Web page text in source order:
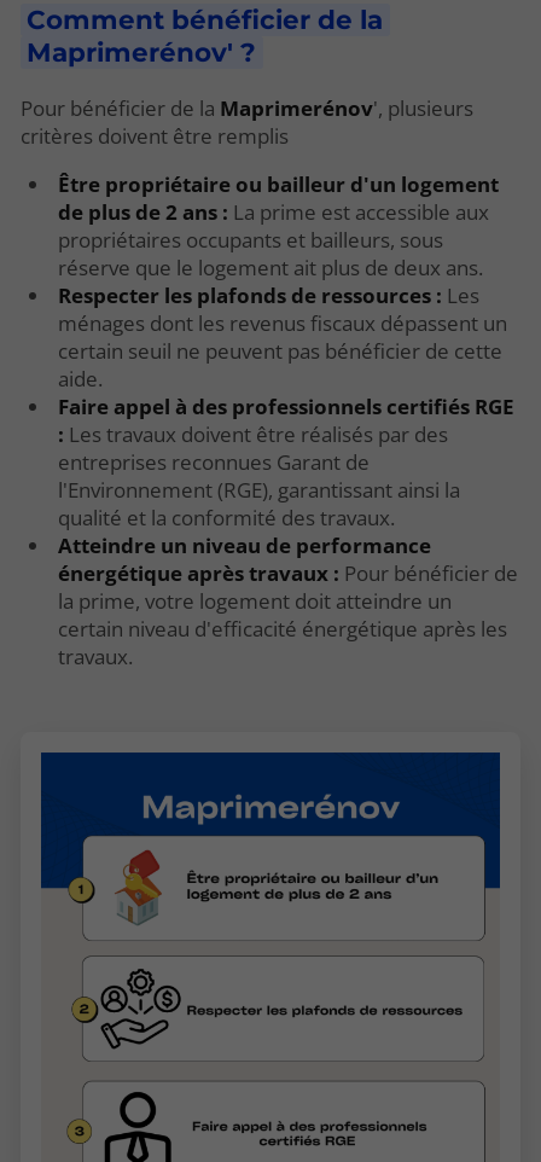
Comment bénéficier de la
Maprimerénov' ?
Pour bénéficier de la Maprimerénov', plusieurs
critères doivent être remplis
Être propriétaire ou bailleur d'un logement
de plus de 2 ans : La prime est accessible aux
propriétaires occupants et bailleurs, sous
réserve que le logement ait plus de deux ans.
Respecter les plafonds de ressources : Les
ménages dont les revenus fiscaux dépassent un
certain seuil ne peuvent pas bénéficier de cette
aide.
Faire appel à des professionnels certifiés RGE
: Les travaux doivent être réalisés par des
entreprises reconnues Garant de
l'Environnement (RGE), garantissant ainsi la
qualité et la conformité des travaux.
Atteindre un niveau de performance
énergétique après travaux : Pour bénéficier de
la prime, votre logement doit atteindre un
certain niveau d'efficacité énergétique après les
travaux.